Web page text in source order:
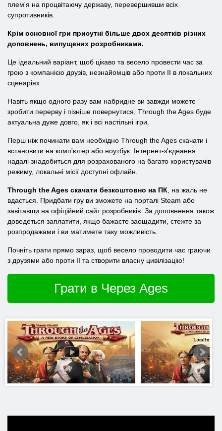
плем'я на процвітаючу державу, перевершивши всіх
супротивників.
Крім основної гри присутні більше двох десятків різних
доповнень, випущених розробниками.
Це ідеальний варіант, щоб цікаво та весело провести час за
грою з компанією друзів, незнайомців або проти ІІ в локальних
сценаріях.
Навіть якщо одного разу вам набридне ви завжди можете
зробити перерву і пізніше повернутися, Through the Ages буде
актуальна дуже довго, як і всі настільні ігри.
Перш ніж починати вам необхідно Through the Ages скачати і
встановити на комп'ютер або ноутбук. Інтернет-з'єднання
надалі знадобиться для розрахованого на багато користувачів
режиму, локальні місії доступні офлайн.
Through the Ages скачати безкоштовно на ПК , на жаль не
вдасться. Придбати гру ви зможете на порталі Steam або
завітавши на офіційний сайт розробників. За доповнення також
доведеться заплатити, якщо бажаєте заощадити, стежте за
розпродажами і ви матимете таку можливість.
Почніть грати прямо зараз, щоб весело проводити час граючи
з друзями або проти ІІ та створити власну цивілізацію!
Грати в Через Ages